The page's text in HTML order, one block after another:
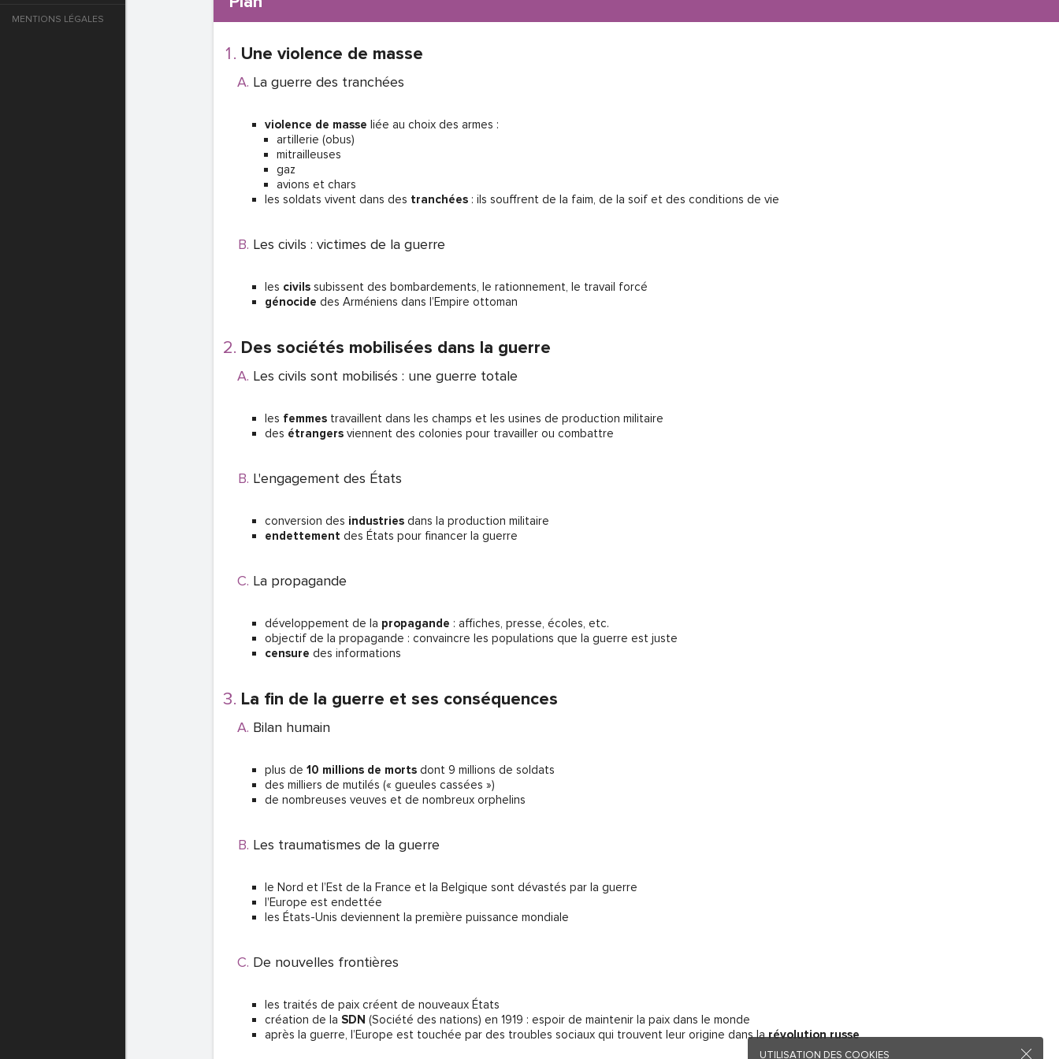
Une violence de masse
La guerre des tranchées
violence de masse liée au choix des armes :
artillerie (obus)
mitrailleuses
gaz
avions et chars
les soldats vivent dans des tranchées : ils souffrent de la faim, de la soif et des conditions de vie
Les civils : victimes de la guerre
les civils subissent des bombardements, le rationnement, le travail forcé
génocide des Arméniens dans l’Empire ottoman
Des sociétés mobilisées dans la guerre
Les civils sont mobilisés : une guerre totale
les femmes travaillent dans les champs et les usines de production militaire
des étrangers viennent des colonies pour travailler ou combattre
L'engagement des États
conversion des industries dans la production militaire
endettement des États pour financer la guerre
La propagande
développement de la propagande : affiches, presse, écoles, etc.
objectif de la propagande : convaincre les populations que la guerre est juste
censure des informations
La fin de la guerre et ses conséquences
Bilan humain
plus de 10 millions de mortsdont 9 millions de soldats
des milliers de mutilés (« gueules cassées »)
de nombreuses veuves et de nombreux orphelins
Les traumatismes de la guerre
le Nord et l’Est de la France et la Belgique sont dévastés par la guerre
l'Europe est endettée
les États-Unis deviennent la première puissance mondiale
De nouvelles frontières
les traités de paix créent de nouveaux États
création de la SDN (Société des nations) en 1919 : espoir de maintenir la paix dans le monde
après la guerre, l’Europe est touchée par des troubles sociaux qui trouvent leur origine dans larévolution russe
MENTIONS LÉGALES
UTILISATION DES COOKIES